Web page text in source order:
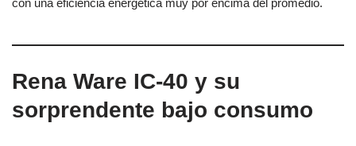
con una eficiencia energética muy por encima del promedio.
Rena Ware IC-40 y su
sorprendente bajo consumo